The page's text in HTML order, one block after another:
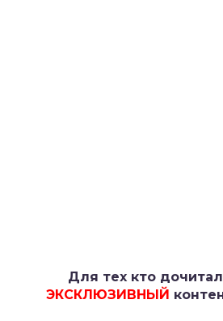
Для тех кто
ЭКСКЛЮЗИВНЫЙ